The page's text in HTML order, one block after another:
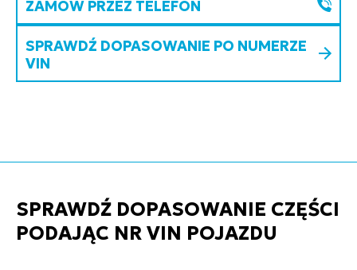
ZAMÓW PRZEZ TELEFON
SPRAWDŹ DOPASOWANIE PO NUMERZE
VIN
SPRAWDŹ DOPASOWANIE CZĘŚCI
PODAJĄC NR VIN POJAZDU